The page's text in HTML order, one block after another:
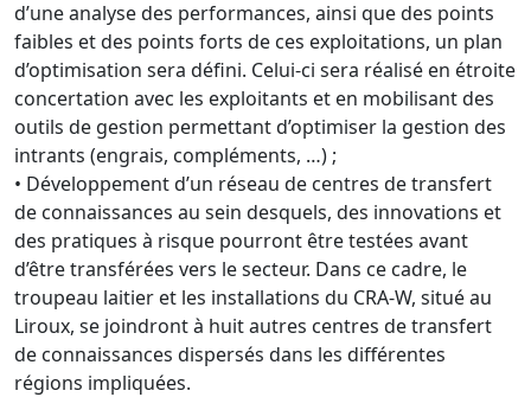
d’une analyse des performances, ainsi que des points
faibles et des points forts de ces exploitations, un plan
d’optimisation sera défini. Celui-ci sera réalisé en étroite
concertation avec les exploitants et en mobilisant des
outils de gestion permettant d’optimiser la gestion des
intrants (engrais, compléments, …) ;
• Développement d’un réseau de centres de transfert
de connaissances au sein desquels, des innovations et
des pratiques à risque pourront être testées avant
d’être transférées vers le secteur. Dans ce cadre, le
troupeau laitier et les installations du CRA-W, situé au
Liroux, se joindront à huit autres centres de transfert
de connaissances dispersés dans les différentes
régions impliquées.